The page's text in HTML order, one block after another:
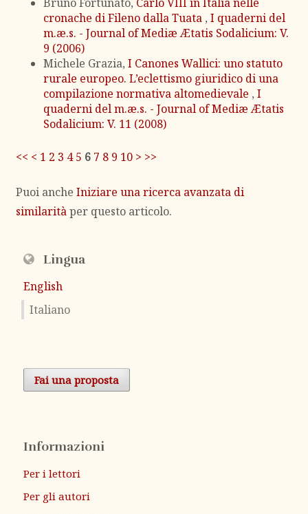
cronache di Fileno dalla Tuata , I quaderni del
m.æ.s. - Journal of Mediæ Ætatis Sodalicium: V.
9 (2006)
Michele Grazia, I Canones Wallici: uno statuto
rurale europeo. L’eclettismo giuridico di una
compilazione normativa altomedievale , I
quaderni del m.æ.s. - Journal of Mediæ Ætatis
Sodalicium: V. 11 (2008)
<< < 1 2 3 4 5 6 7 8 9 10 > >>
Puoi anche Iniziare una ricerca avanzata di
similaritàper questo articolo.
Lingua
English
Italiano
Fai una proposta
Informazioni
Per i lettori
Per gli autori